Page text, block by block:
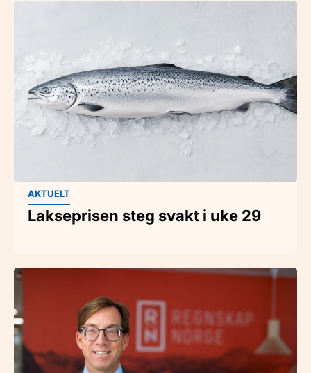
AKTUELT
Lakseprisen steg svakt i uke 29